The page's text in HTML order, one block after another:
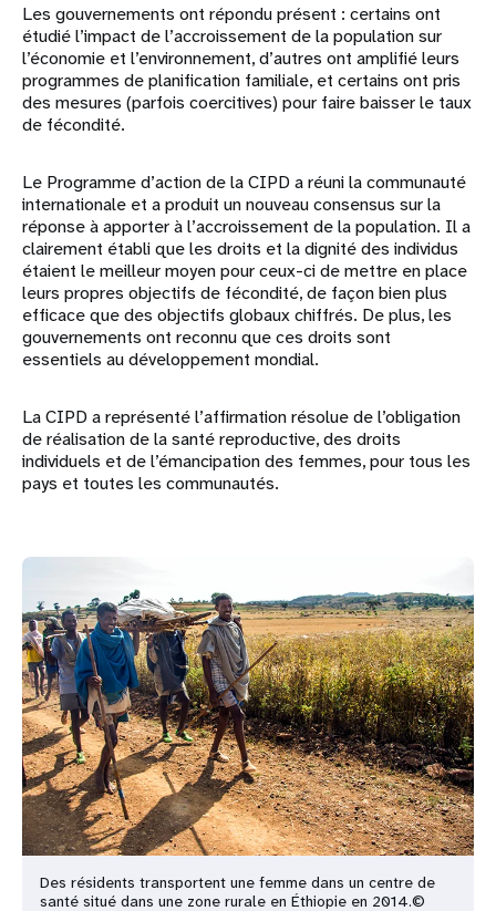
Les gouvernements ont répondu présent : certains ont
étudié l’impact de l’accroissement de la population sur
l’économie et l’environnement, d’autres ont amplifié leurs
programmes de planification familiale, et certains ont pris
des mesures (parfois coercitives) pour faire baisser le taux
de fécondité.
Le Programme d’action de la CIPD a réuni la communauté
internationale et a produit un nouveau consensus sur la
réponse à apporter à l’accroissement de la population. Il a
clairement établi que les droits et la dignité des individus
étaient le meilleur moyen pour ceux-ci de mettre en place
leurs propres objectifs de fécondité, de façon bien plus
efficace que des objectifs globaux chiffrés. De plus, les
gouvernements ont reconnu que ces droits sont
essentiels au développement mondial.
La CIPD a représenté l’affirmation résolue de l’obligation
de réalisation de la santé reproductive, des droits
individuels et de l’émancipation des femmes, pour tous les
pays et toutes les communautés.
Des résidents transportent une femme dans un centre de
santé situé dans une zone rurale en Éthiopie en 2014.©